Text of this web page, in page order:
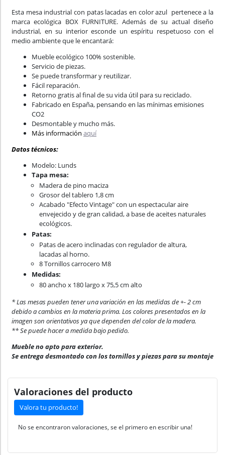
Esta mesa industrial con patas lacadas en color azul pertenece a la
marca ecológica BOX FURNITURE. Además de su actual diseño
industrial, en su interior esconde un espíritu respetuoso con el
medio ambiente que le encantará:
Mueble ecológico 100% sostenible.
Servicio de piezas.
Se puede transformar y reutilizar.
Fácil reparación.
Retorno gratis al final de su vida útil para su reciclado.
Fabricado en España, pensando en las mínimas emisiones
CO2
Desmontable y mucho más.
Más información aquí
Datos técnicos:
Modelo: Lunds
Tapa mesa:
Madera de pino maciza
Grosor del tablero 1,8 cm
Acabado "Efecto Vintage" con un espectacular aire
envejecido y de gran calidad, a base de aceites naturales
ecológicos.
Patas:
Patas de acero inclinadas con regulador de altura,
lacadas al horno.
8 Tornillos carrocero M8
Medidas:
80 ancho x 180 largo x 75,5 cm alto
* Las mesas pueden tener una variación en las medidas de +- 2 cm
debido a cambios en la materia prima. Los colores presentados en la
imagen son orientativos ya que dependen del color de la madera.
** Se puede hacer a medida bajo pedido.
Mueble no apto para exterior.
Se entrega desmontado con los tornillos y piezas para su montaje
Valoraciones del producto
Valora tu producto!
No se encontraron valoraciones, se el primero en escribir una!